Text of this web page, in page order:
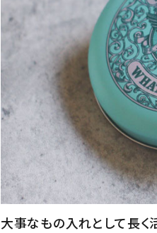
大事なもの入れとして長く